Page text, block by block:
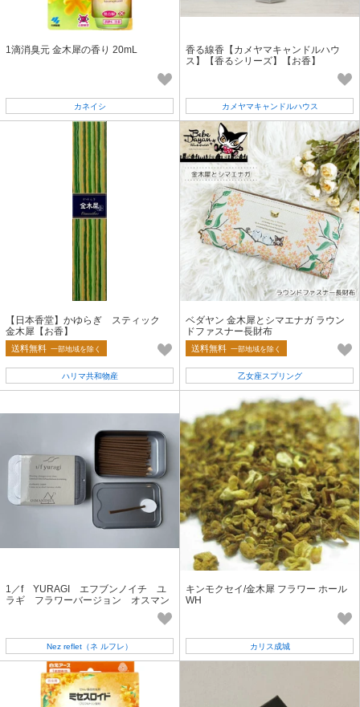
1滴消臭元 金木犀の香り 20mL
カネイシ
香る線香【カメヤマキャンドルハウ
ス】【香るシリーズ】【お香】
カメヤマキャンドルハウス
【日本香堂】かゆらぎ スティック
金木犀【お香】
送料無料 一部地域を除く
ハリマ共和物産
ベダヤン 金木犀とシマエナガ ラウン
ドファスナー長財布
送料無料 一部地域を除く
乙女座スプリング
1／f YURAGI エフブンノイチ ユ
ラギ フラワーバージョン オスマン
Nez reflet（ネ ルフレ）
キンモクセイ/金木犀 フラワー ホール
WH
カリス成城